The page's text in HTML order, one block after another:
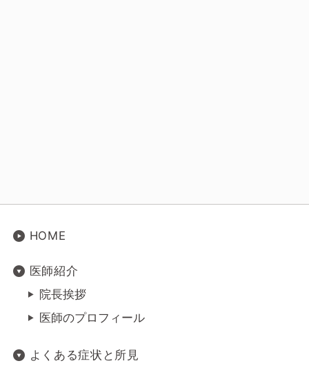
HOME
医師紹介
院長挨拶
医師のプロフィール
よくある症状と所見